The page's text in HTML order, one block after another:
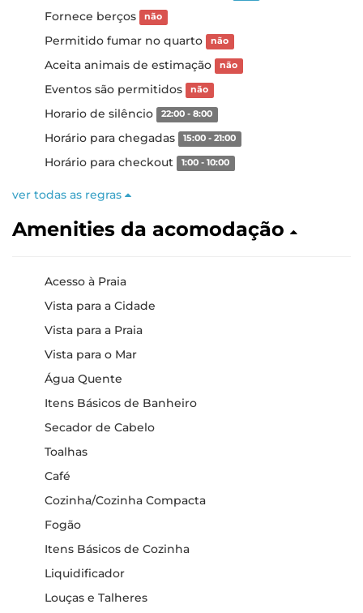
Fornece berços não
Permitido fumar no quarto não
Aceita animais de estimação não
Eventos são permitidos não
Horario de silêncio 22:00 - 8:00
Horário para chegadas 15:00 - 21:00
Horário para checkout 1:00 - 10:00
ver todas as regras
Amenities da acomodação
Acesso à Praia
Vista para a Cidade
Vista para a Praia
Vista para o Mar
Água Quente
Itens Básicos de Banheiro
Secador de Cabelo
Toalhas
Café
Cozinha/Cozinha Compacta
Fogão
Itens Básicos de Cozinha
Liquidificador
Louças e Talheres